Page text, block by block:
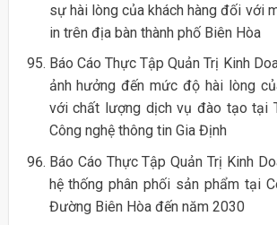
sự hài lòng của khách hàng đối với
in trên địa bàn thành phố Biên Hòa
Báo Cáo Thực Tập Quản Trị Kinh
ảnh hưởng đến mức độ hài lòng
với chất lượng dịch vụ đào tạo tại
Công nghệ thông tin Gia Định
Báo Cáo Thực Tập Quản Trị Kinh
hệ thống phân phối sản phẩm tại
Đường Biên Hòa đến năm 2030